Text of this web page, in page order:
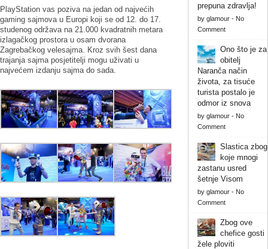
PlayStation vas poziva na jedan od najvećih
gaming sajmova u Europi koji se od 12. do 17.
studenog održava na 21.000 kvadratnih metara
izlagačkog prostora u osam dvorana
Zagrebačkog velesajma. Kroz svih šest dana
trajanja sajma posjetitelji mogu uživati u
najvećem izdanju sajma do sada.
prepuna zdravlja!
by glamour- No
Comment
Ono što je za
obitelj
Naranča način
života, za tisuće
turista postalo je
odmor iz snova
by glamour- No
Comment
Slastica zbog
koje mnogi
zastanu usred
šetnje Visom
by glamour- No
Comment
Zbog ove
chefice gosti
žele ploviti